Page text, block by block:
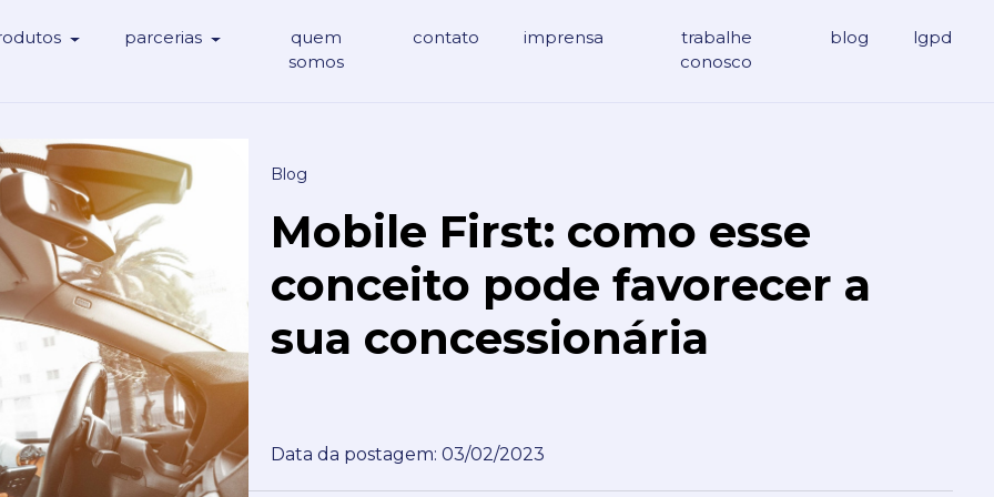
parcerias
quem
somos
contato imprensa
trabalhe
conosco
blog lgpd
Blog
Mobile First: como esse
conceito pode favorecer a
sua concessionária
Data da postagem: 03/02/2023